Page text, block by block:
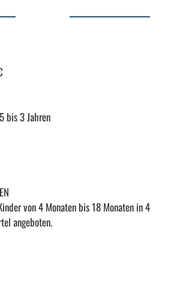
bis 3 Jahren
von 4 Monaten bis 18 Monaten in 4
angeboten.